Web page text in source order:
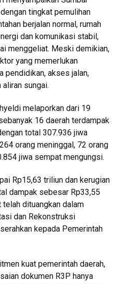
tingkat pemulihan
berjalan normal, rumah
dan komunikasi stabil,
menggeliat. Meski demikian,
yang memerlukan
pendidikan, akses jalan,
aliran sungai.
melaporkan dari 19
16 daerah terdampak
total 307.936 jiwa
orang meninggal, 72 orang
jiwa sempat mengungsi.
Rp15,63 triliun dan kerugian
dampak sebesar Rp33,55
dituangkan dalam
dan Rekonstruksi
kepada Pemerintah
kuat pemerintah daerah,
dokumen R3P hanya